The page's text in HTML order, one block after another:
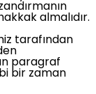
almalıdır.
tarafından
paragraf
bir zaman